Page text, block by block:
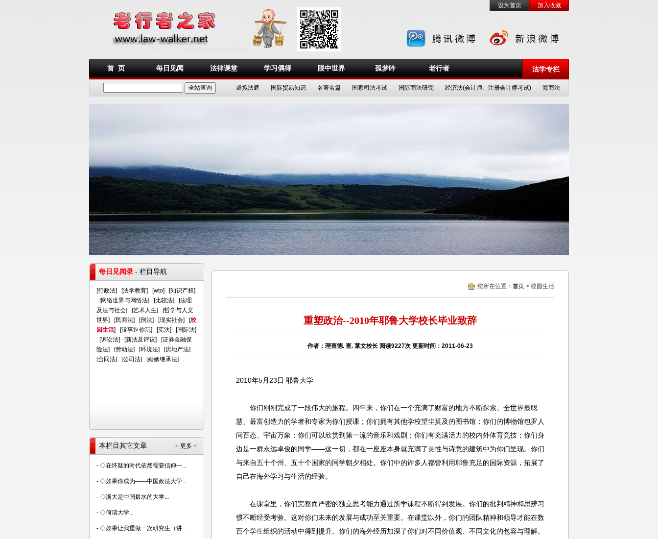
设为首页 加入收藏
首 页 每日见闻 法律课堂 学习偶得 眼中世界 孤梦吟 老行者 法学专栏
虚拟法庭 国际贸易知识 名著名篇 国家司法考试 国际商法研究 经济法(会计师、注册会计师考试) 海商法
您所在位置： 首页 > 校园生活
重塑政治--2010年耶鲁大学校长毕业致辞
作者：理查德. 查. 莱文校长 阅读9227次 更新时间：2011-06-23
2010年5月23日 耶鲁大学
你们刚刚完成了一段伟大的旅程。四年来，你们在一个充满了财富的地方不断探索。全世界最聪
慧、最富创造力的学者和专家为你们授课；你们拥有其他学校望尘莫及的图书馆；你们的博物馆包罗人
间百态、宇宙万象；你们可以欣赏到第一流的音乐和戏剧；你们有充满活力的校内外体育竞技；你们身
边是一群永远卓俊的同学——这一切，都在一座座本身就充满了灵性与诗意的建筑中为你们呈现。你们
与来自五十个州、五十个国家的同学朝夕相处。你们中的许多人都曾利用耶鲁充足的国际资源，拓展了
自己在海外学习与生活的经验。
在课堂里，你们完整而严密的独立思考能力通过所学课程不断得到发展。你们的批判精神和思辨习
惯不断经受考验。这对你们未来的发展与成功至关重要。在课堂以外，你们的团队精神和领导才能在数
百个学生组织的活动中得到提升。你们的海外经历加深了你们对不同价值观、不同文化的包容与理解。
每日见闻录 - 栏目导航
[行政法] [法学教育] [wto] [知识产权]
[网络世界与网络法] [比较法] [法理
及法与社会] [艺术人生] [哲学与人文
世界] [民商法] [刑法] [现实社会] [校
园生活] [没事逗你玩] [宪法] [国际法]
[诉讼法] [新法及评议] [证券金融保
险法] [劳动法] [环境法] [房地产法]
[合同法] [公司法] [婚姻继承法]
> 更多 <
本栏目其它文章
- ◇在怀疑的时代依然需要信仰—...
- ◇如果你成为——中国政法大学...
- ◇浙大是中国最水的大学...
- ◇何谓大学...
- ◇如果让我重做一次研究生（讲...